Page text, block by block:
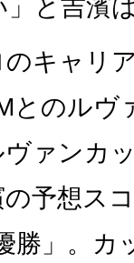
と吉濱
キャリ
とのルヴ
ァンカ
予想ス
勝」。カ